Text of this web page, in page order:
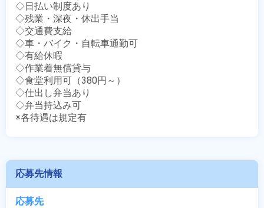
◇日払い制度あり
◇残業・深夜・休出手当
◇交通費支給
◇車・バイク・自転車通勤可
◇有給休暇
◇作業着無償貸与
◇食堂利用可（380円～）
◇仕出し弁当あり
◇弁当持込み可
※各待遇は規定有
応募先情報
応募先